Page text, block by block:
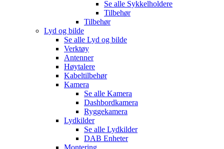
Se alle Sykkelholdere
Tilbehør
Tilbehør
Lyd og bilde
Se alle Lyd og bilde
Verktøy
Antenner
Høytalere
Kabeltilbehør
Kamera
Se alle Kamera
Dashbordkamera
Ryggekamera
Lydkilder
Se alle Lydkilder
DAB Enheter
Montering